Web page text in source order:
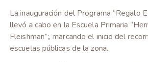
La inauguración del Programa “Regalo
llevó a cabo en la Escuela Primaria
Fleishman”;, marcando el inicio del
escuelas públicas de la zona.